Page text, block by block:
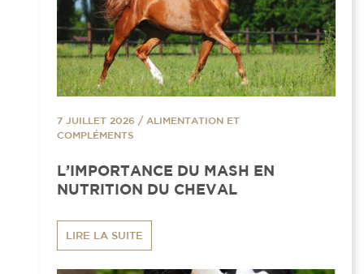
7 JUILLET 2026 / ALIMENTATION ET
COMPLÉMENTS
L’IMPORTANCE DU MASH EN
NUTRITION DU CHEVAL
LIRE LA SUITE